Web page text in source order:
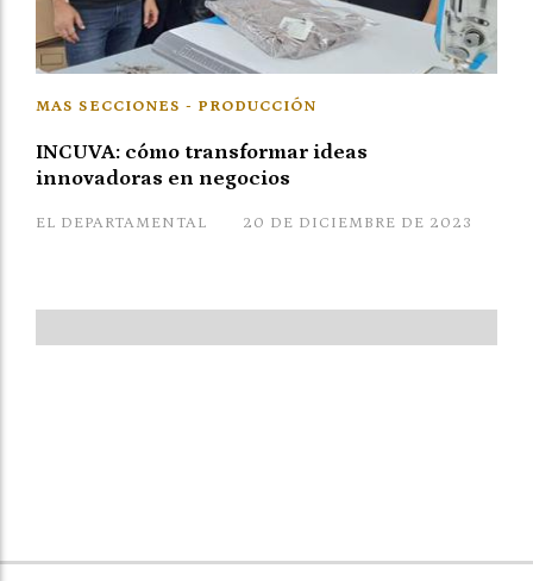
INCUVA: cómo transformar ideas
innovadoras en negocios
EL DEPARTAMENTAL
MAS SECCIONES - PRODUCCIÓN
20 DE DICIEMBRE DE 2023